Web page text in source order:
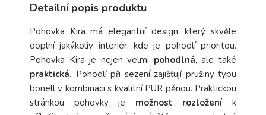
Detailní popis produktu
Pohovka Kira má elegantní design, který skvěle
doplní jakýkoliv interiér, kde je pohodlí prioritou.
Pohovka Kira je nejen velmi pohodlná, ale také
praktická. Pohodlí při sezení zajišťují pružiny typu
bonell v kombinaci s kvalitní PUR pěnou. Praktickou
stránkou pohovky je možnost rozložení k